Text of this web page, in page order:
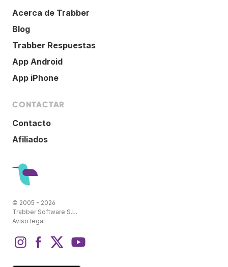
Acerca de Trabber
Blog
Trabber Respuestas
App Android
App iPhone
CONTACTAR
Contacto
Afiliados
© 2005 - 2026
Trabber Software S.L.
Aviso legal